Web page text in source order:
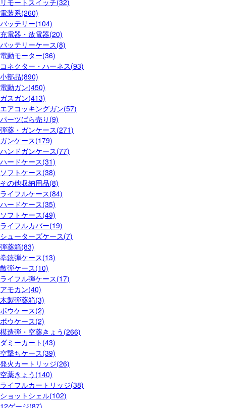
リモートスイッチ(32)
電装系(260)
バッテリー(104)
充電器・放電器(20)
バッテリーケース(8)
電動モーター(36)
コネクター・ハーネス(93)
小部品(890)
電動ガン(450)
ガスガン(413)
エアコッキングガン(57)
パーツばら売り(9)
弾薬・ガンケース(271)
ガンケース(179)
ハンドガンケース(77)
ハードケース(31)
ソフトケース(38)
その他収納用品(8)
ライフルケース(84)
ハードケース(35)
ソフトケース(49)
ライフルカバー(19)
シューターズケース(7)
弾薬箱(83)
拳銃弾ケース(13)
散弾ケース(10)
ライフル弾ケース(17)
アモカン(40)
木製弾薬箱(3)
ボウケース(2)
ボウケース(2)
模造弾・空薬きょう(266)
ダミーカート(43)
空撃ちケース(39)
発火カートリッジ(26)
空薬きょう(140)
ライフルカートリッジ(38)
ショットシェル(102)